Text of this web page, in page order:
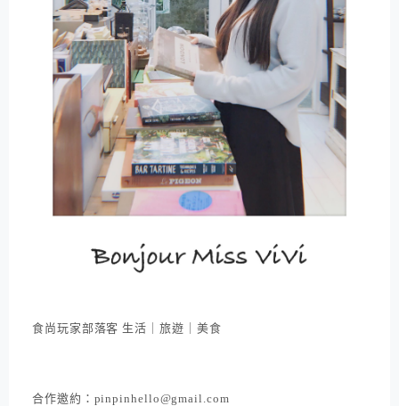
食尚玩家部落客 生活｜旅遊｜美食
合作邀約：pinpinhello@gmail.com